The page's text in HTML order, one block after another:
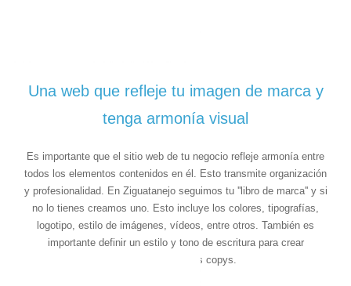
Una web que refleje tu imagen de marca y
tenga armonía visual
Es importante que el sitio web de tu negocio refleje armonía entre
todos los elementos contenidos en él. Esto transmite organización
y profesionalidad. En Ziguatanejo seguimos tu ''libro de marca'' y si
no lo tienes creamos uno. Esto incluye los colores, tipografías,
logotipo, estilo de imágenes, vídeos, entre otros. También es
importante definir un estilo y tono de escritura para crear
consistencia en los copys.